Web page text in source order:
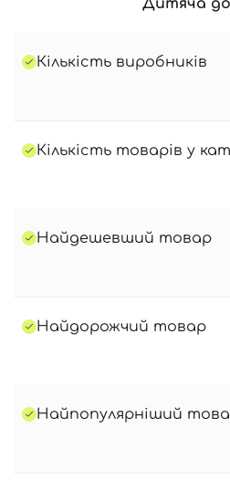
Дитяча
Кількість виробників
Кількість товарів у
Найдешевший товар
Найдорожчий товар
Найпопулярніший